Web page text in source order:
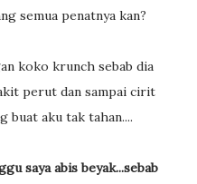
semua penatnya kan?
koko krunch sebab dia
perut dan sampai cirit
buat aku tak tahan....
saya abis beyak...sebab